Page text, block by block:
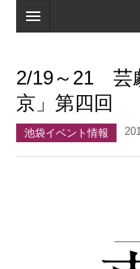
検索
店舗・施設最新情報
2/19～21 芸
京」第四回
池袋イベント情報